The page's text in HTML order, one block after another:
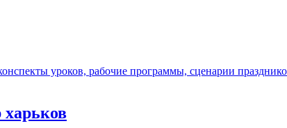
уроков, рабочие программы, сценарии